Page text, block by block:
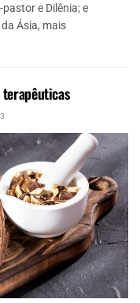
e Dilênia; e
Ásia, mais
3